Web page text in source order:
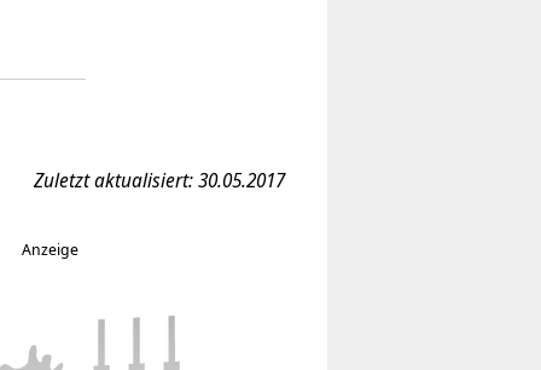
Zuletzt aktualisiert: 30.05.2017
Anzeige